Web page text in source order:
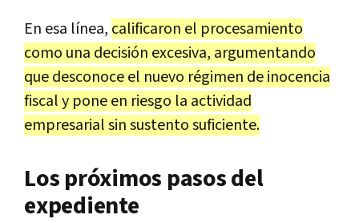
En esa línea, calificaron el procesamiento
como una decisión excesiva, argumentando
que desconoce el nuevo régimen de inocencia
fiscal y pone en riesgo la actividad
empresarial sin sustento suficiente.
Los próximos pasos del
expediente